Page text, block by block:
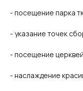
- посещение парка
- указание точек
- посещение
- наслаждение